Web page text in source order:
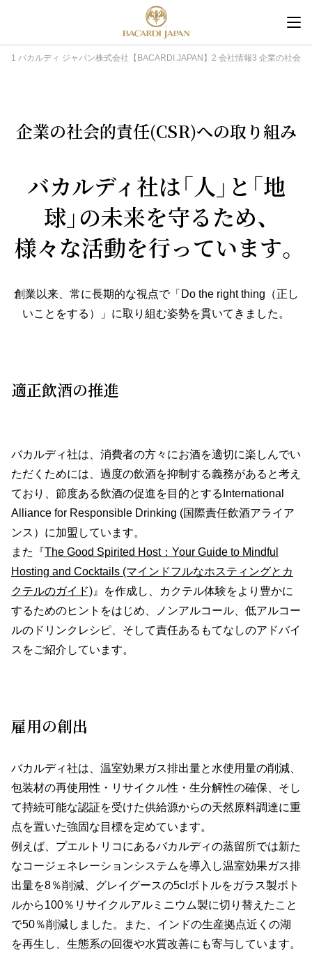
を
バカルディ ジャパン株式会社【BACARDI JAPAN】 会社情報 企業の社会的
企業の社会的責任(CSR)への取り組み
バカルディ社は「人」と「地
球」の未来を守るため、
様々な活動を行っています。
創業以来、常に長期的な視点で「Do the right thing（正し
いことをする）」に取り組む姿勢を貫いてきました。
適正飲酒の推進
バカルディ社は、消費者の方々にお酒を適切に楽しんでい
ただくためには、過度の飲酒を抑制する義務があると考え
ており、節度ある飲酒の促進を目的とするInternational
Alliance for Responsible Drinking (国際責任飲酒アライア
ンス）に加盟しています。
また『The Good Spirited Host：Your Guide to Mindful
Hosting and Cocktails (マインドフルなホスティングとカ
クテルのガイド) 』を作成し、カクテル体験をより豊かに
するためのヒントをはじめ、ノンアルコール、低アルコー
ルのドリンクレシピ、そして責任あるもてなしのアドバイ
スをご紹介しています。
雇用の創出
バカルディ社は、温室効果ガス排出量と水使用量の削減、
包装材の再使用性・リサイクル性・生分解性の確保、そし
て持続可能な認証を受けた供給源からの天然原料調達に重
点を置いた強固な目標を定めています。
例えば、プエルトリコにあるバカルディの蒸留所では新た
なコージェネレーションシステムを導入し温室効果ガス排
出量を8％削減、グレイグースの5clボトルをガラス製ボト
ルから100％リサイクルアルミニウム製に切り替えたこと
で50％削減しました。また、インドの生産拠点近くの湖
を再生し、生態系の回復や水質改善にも寄与しています。